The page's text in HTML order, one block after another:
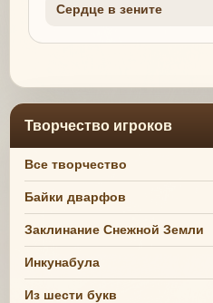
Сердце в зените
Творчество игроков
Все творчество
Байки дварфов
Заклинание Снежной Земли
Инкунабула
Из шести букв